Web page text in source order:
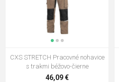
CXS STRETCH Pracovné nohavice
s trakmi béžovo-čierne
46,09 €